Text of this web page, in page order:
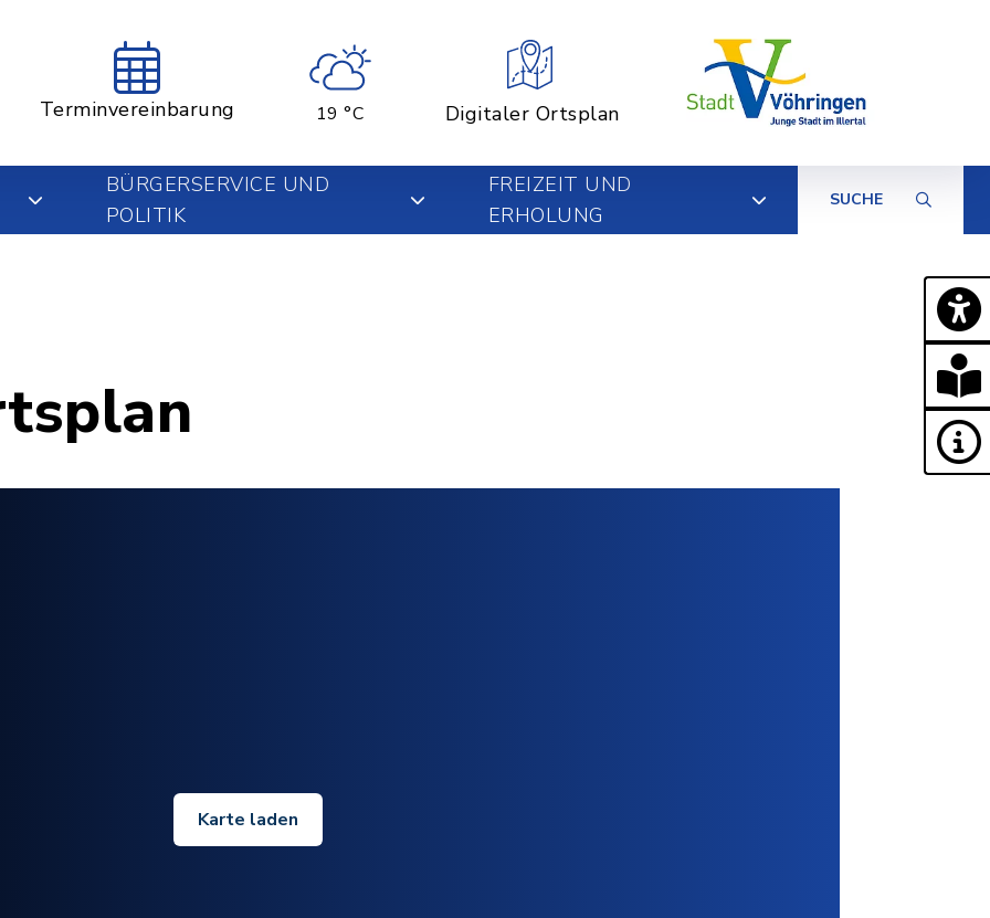
Terminvereinbarung 19 °C Digitaler Ortsplan
BÜRGERSERVICE UND
POLITIK
FREIZEIT UND
ERHOLUNG
SUCHE
Karte laden